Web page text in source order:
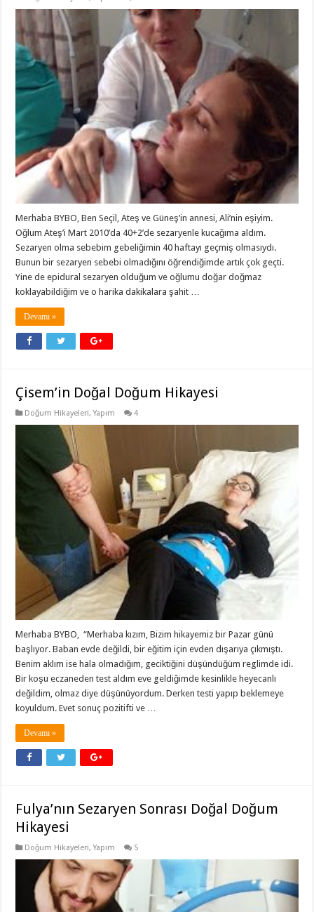
Merhaba BYBO, Ben Seçil, Ateş ve Güneş’in annesi, Ali’nin eşiyim.
Oğlum Ateş’i Mart 2010’da 40+2’de sezaryenle kucağıma aldım.
Sezaryen olma sebebim gebeliğimin 40 haftayı geçmiş olmasıydı.
Bunun bir sezaryen sebebi olmadığını öğrendiğimde artık çok geçti.
Yine de epidural sezaryen olduğum ve oğlumu doğar doğmaz
koklayabildiğim ve o harika dakikalara şahit …
Devamı »
Çisem’in Doğal Doğum Hikayesi
Doğum Hikayeleri,Yapım 4
Merhaba BYBO, “Merhaba kızım, Bizim hikayemiz bir Pazar günü
başlıyor. Baban evde değildi, bir eğitim için evden dışarıya çıkmıştı.
Benim aklım ise hala olmadığım, geciktiğini düşündüğüm reglimde idi.
Bir koşu eczaneden test aldım eve geldiğimde kesinlikle heyecanlı
değildim, olmaz diye düşünüyordum. Derken testi yapıp beklemeye
koyuldum. Evet sonuç pozitifti ve …
Devamı »
Fulya’nın Sezaryen Sonrası Doğal Doğum
Hikayesi
Doğum Hikayeleri,Yapım 5